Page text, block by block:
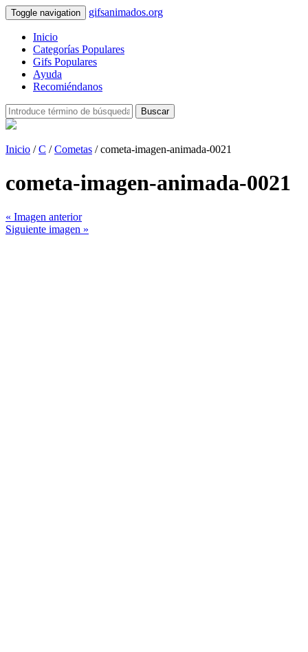
Toggle navigation gifsanimados.org
Inicio
Categorías Populares
Gifs Populares
Ayuda
Recomiéndanos
Buscar
Inicio /C /Cometas / cometa-imagen-animada-0021
cometa-imagen-animada-0021
« Imagen anterior
Siguiente imagen »